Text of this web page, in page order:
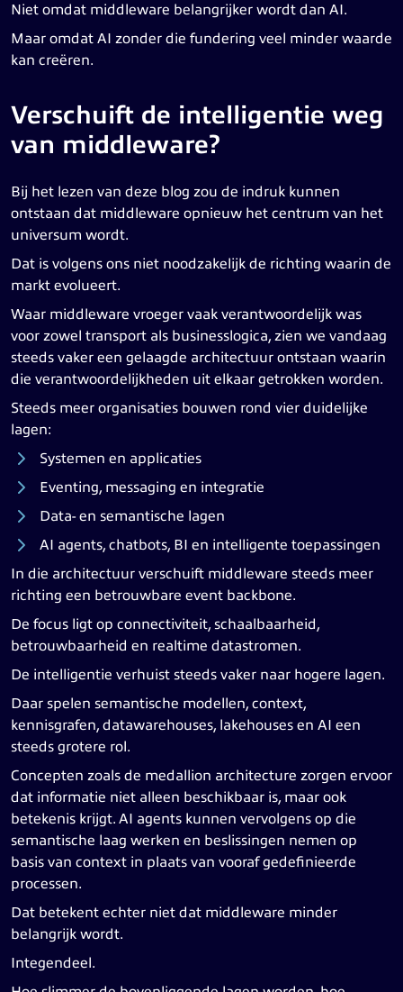
Niet omdat middleware belangrijker wordt dan AI.
Maar omdat AI zonder die fundering veel minder waarde
kan creëren.
Verschuift de intelligentie weg
van middleware?
Bij het lezen van deze blog zou de indruk kunnen
ontstaan dat middleware opnieuw het centrum van het
universum wordt.
Dat is volgens ons niet noodzakelijk de richting waarin de
markt evolueert.
Waar middleware vroeger vaak verantwoordelijk was
voor zowel transport als businesslogica, zien we vandaag
steeds vaker een gelaagde architectuur ontstaan waarin
die verantwoordelijkheden uit elkaar getrokken worden.
Steeds meer organisaties bouwen rond vier duidelijke
lagen:
Systemen en applicaties
Eventing, messaging en integratie
Data- en semantische lagen
AI agents, chatbots, BI en intelligente toepassingen
In die architectuur verschuift middleware steeds meer
richting een betrouwbare event backbone.
De focus ligt op connectiviteit, schaalbaarheid,
betrouwbaarheid en realtime datastromen.
De intelligentie verhuist steeds vaker naar hogere lagen.
Daar spelen semantische modellen, context,
kennisgrafen, datawarehouses, lakehouses en AI een
steeds grotere rol.
Concepten zoals de medallion architecture zorgen ervoor
dat informatie niet alleen beschikbaar is, maar ook
betekenis krijgt. AI agents kunnen vervolgens op die
semantische laag werken en beslissingen nemen op
basis van context in plaats van vooraf gedefinieerde
processen.
Dat betekent echter niet dat middleware minder
belangrijk wordt.
Integendeel.